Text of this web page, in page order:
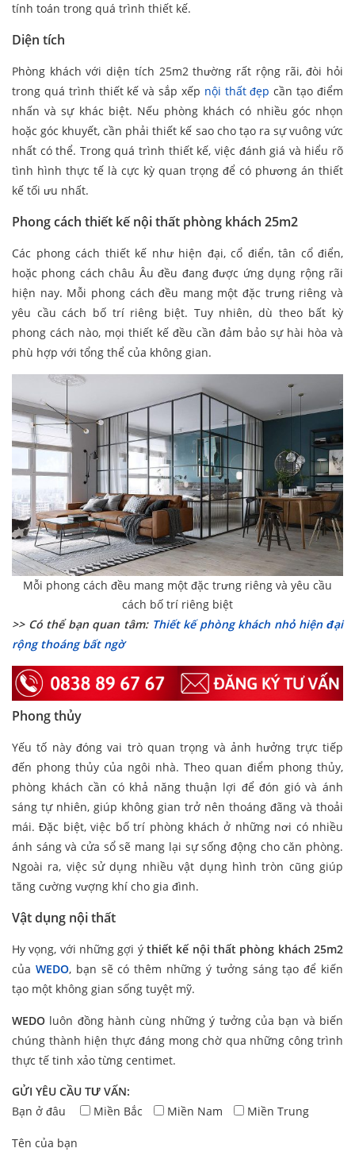
tính toán trong quá trình thiết kế.
Diện tích
Phòng khách với diện tích 25m2 thường rất rộng rãi, đòi hỏi
trong quá trình thiết kế và sắp xếp nội thất đẹp cần tạo điểm
nhấn và sự khác biệt. Nếu phòng khách có nhiều góc nhọn
hoặc góc khuyết, cần phải thiết kế sao cho tạo ra sự vuông vức
nhất có thể. Trong quá trình thiết kế, việc đánh giá và hiểu rõ
tình hình thực tế là cực kỳ quan trọng để có phương án thiết
kế tối ưu nhất.
Phong cách thiết kế nội thất phòng khách 25m2
Các phong cách thiết kế như hiện đại, cổ điển, tân cổ điển,
hoặc phong cách châu Âu đều đang được ứng dụng rộng rãi
hiện nay. Mỗi phong cách đều mang một đặc trưng riêng và
yêu cầu cách bố trí riêng biệt. Tuy nhiên, dù theo bất kỳ
phong cách nào, mọi thiết kế đều cần đảm bảo sự hài hòa và
phù hợp với tổng thể của không gian.
Mỗi phong cách đều mang một đặc trưng riêng và yêu cầu
cách bố trí riêng biệt
>> Có thể bạn quan tâm: Thiết kế phòng khách nhỏ hiện đại
rộng thoáng bất ngờ
Phong thủy
Yếu tố này đóng vai trò quan trọng và ảnh hưởng trực tiếp
đến phong thủy của ngôi nhà. Theo quan điểm phong thủy,
phòng khách cần có khả năng thuận lợi để đón gió và ánh
sáng tự nhiên, giúp không gian trở nên thoáng đãng và thoải
mái. Đặc biệt, việc bố trí phòng khách ở những nơi có nhiều
ánh sáng và cửa sổ sẽ mang lại sự sống động cho căn phòng.
Ngoài ra, việc sử dụng nhiều vật dụng hình tròn cũng giúp
tăng cường vượng khí cho gia đình.
Vật dụng nội thất
Hy vọng, với những gợi ý thiết kế nội thất phòng khách 25m2
của WEDO, bạn sẽ có thêm những ý tưởng sáng tạo để kiến
tạo một không gian sống tuyệt mỹ.
WEDO luôn đồng hành cùng những ý tưởng của bạn và biến
chúng thành hiện thực đáng mong chờ qua những công trình
thực tế tinh xảo từng centimet.
GỬI YÊU CẦU TƯ VẤN:
Bạn ở đâu
Miền Bắc Miền Nam Miền Trung
Tên của bạn